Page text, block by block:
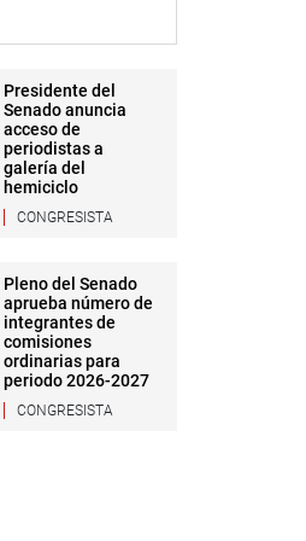
Presidente del
Senado anuncia
acceso de
periodistas a
galería del
hemiciclo
CONGRESISTA
Pleno del Senado
aprueba número de
integrantes de
comisiones
ordinarias para
periodo 2026-2027
CONGRESISTA